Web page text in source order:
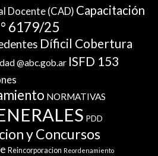
Docente (CAD) Capacitación
6179/25
Díficil Cobertura
@abc.gob.ar ISFD 153
NORMATIVAS
PDD
y Concursos
Reincorporacion Reordenamiento